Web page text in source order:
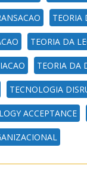
TEORIA
TEORIA DA
TEORIA DA
TECNOLOGIA
ACCEPTANCE